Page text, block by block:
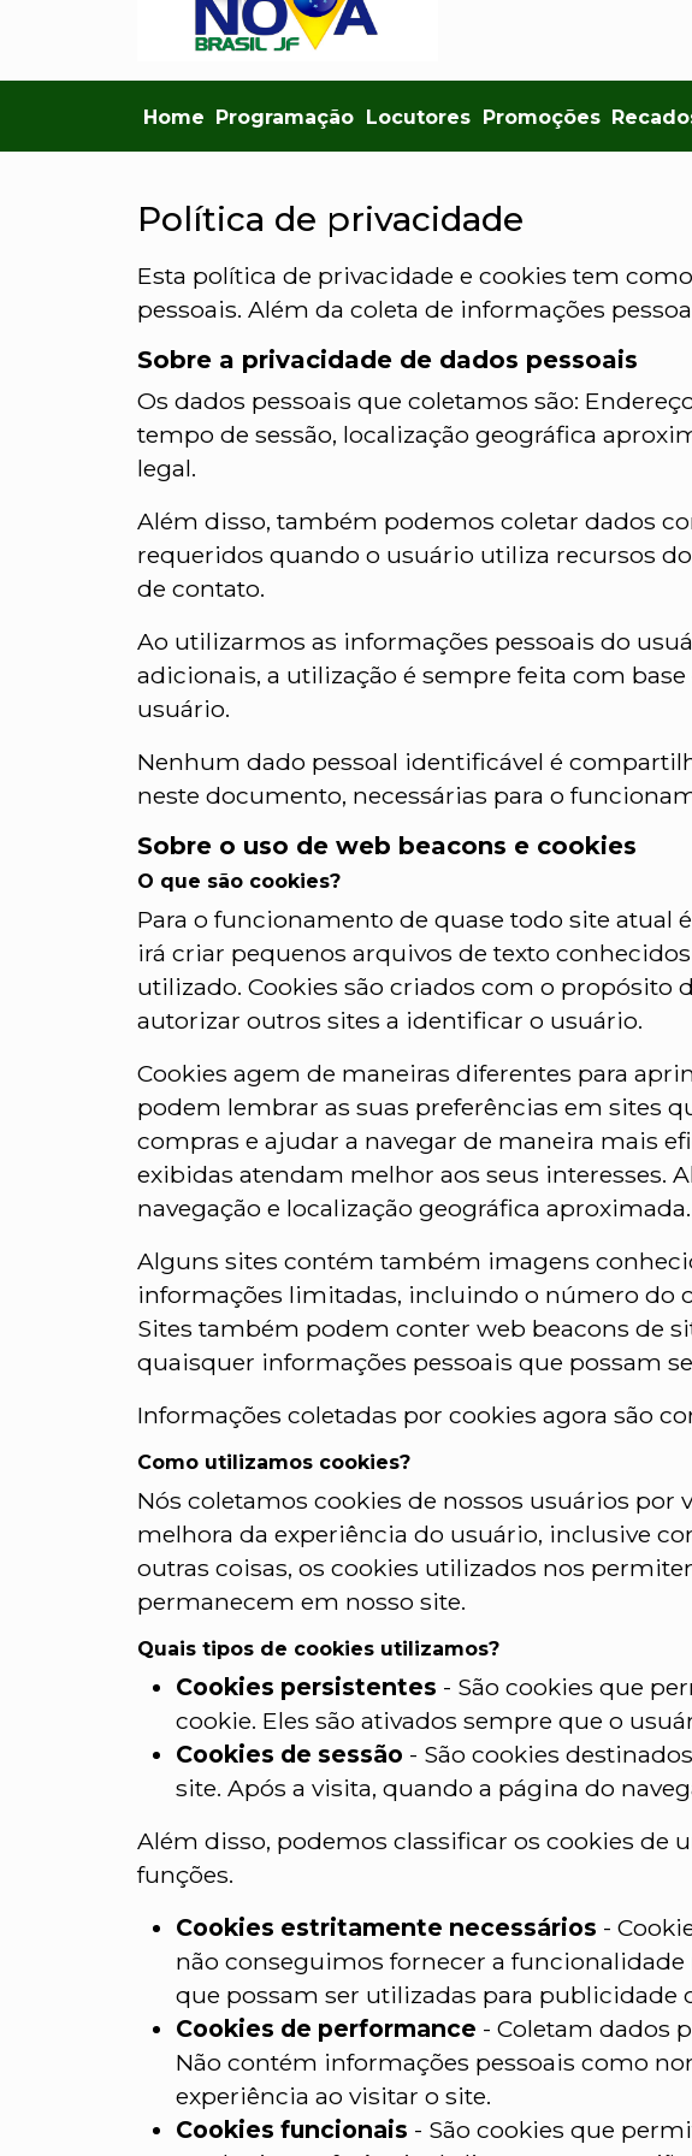
Home Programação Locutores Promoções
Política de privacidade
Esta política de privacidade e cookies tem
pessoais. Além da coleta de informações
Sobre a privacidade de dados pessoais
Os dados pessoais que coletamos são:
tempo de sessão, localização geográfica
legal.
Além disso, também podemos coletar dados
requeridos quando o usuário utiliza recursos
de contato.
Ao utilizarmos as informações pessoais do
adicionais, a utilização é sempre feita com
usuário.
Nenhum dado pessoal identificável é
neste documento, necessárias para o
Sobre o uso de web beacons e cookies
O que são cookies?
Para o funcionamento de quase todo site atual
irá criar pequenos arquivos de texto
utilizado. Cookies são criados com o propósito
autorizar outros sites a identificar o usuário.
Cookies agem de maneiras diferentes para
podem lembrar as suas preferências em sites
compras e ajudar a navegar de maneira mais
exibidas atendam melhor aos seus interesses.
navegação e localização geográfica aproximada.
Alguns sites contém também imagens
informações limitadas, incluindo o número do
Sites também podem conter web beacons de
quaisquer informações pessoais que possam
Informações coletadas por cookies agora são
Como utilizamos cookies?
Nós coletamos cookies de nossos usuários
melhora da experiência do usuário, inclusive
outras coisas, os cookies utilizados nos
permanecem em nosso site.
Quais tipos de cookies utilizamos?
Cookies persistentes - São cookies que
cookie. Eles são ativados sempre que o
Cookies de sessão - São cookies
site. Após a visita, quando a página do
Além disso, podemos classificar os cookies de
funções.
Cookies estritamente necessários -
não conseguimos fornecer a
que possam ser utilizadas para publicidade
Cookies de performance - Coletam dados
Não contém informações pessoais como
experiência ao visitar o site.
Cookies funcionais - São cookies que